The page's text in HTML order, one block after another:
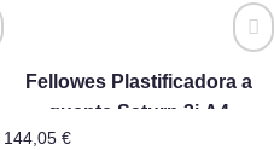
Fellowes Plastificadora a
quente Saturn 3i A4
144,05 €